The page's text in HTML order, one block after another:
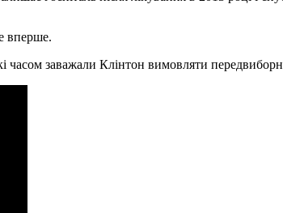
вперше.
часом заважали Клінтон вимовляти